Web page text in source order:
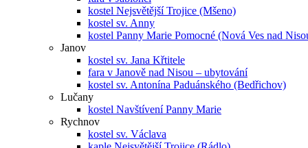
kostel Nejsvětější Trojice (Mšeno)
kostel sv. Anny
kostel Panny Marie Pomocné (Nová Ves nad
Janov
kostel sv. Jana Křtitele
fara v Janově nad Nisou – ubytování
kostel sv. Antonína Paduánského (Bedřichov)
Lučany
kostel Navštívení Panny Marie
Rychnov
kostel sv. Václava